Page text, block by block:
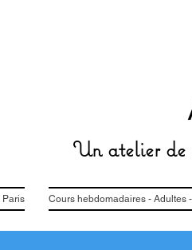
Un atelier de
Paris Cours hebdomadaires - Adultes